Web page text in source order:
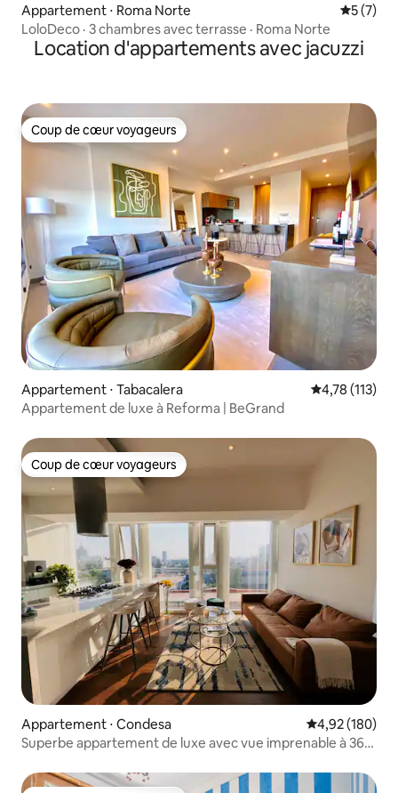
Appartement ⋅ Roma Norte
5 (7)
LoloDeco · 3 chambres avec terrasse · Roma Norte
Location d'appartements avec jacuzzi
Coup de cœur voyageurs
Coup de cœur voyageurs
Appartement ⋅ Tabacalera Évaluation
4,78 (113)
Appartement de luxe à Reforma | BeGrand
Coup de cœur voyageurs
Coup de cœur voyageurs
Appartement ⋅ Condesa Évaluation
4,92 (180)
Superbe appartement de luxe avec vue imprenable à 360°